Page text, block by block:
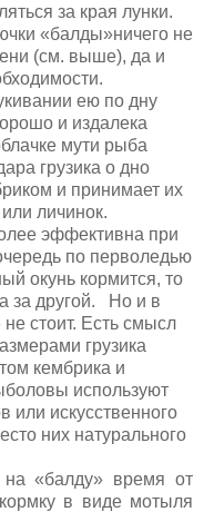
за края лунки.
«балды»ничего не
(см. выше), да и
ею по дну
и издалека
мути рыба
грузика о дно
и принимает их
личинок.
эффективна при
по перволедью
окунь кормится, то
за другой. Но и в
стоит. Есть смысл
грузика
кембрика и
используют
или искусственного
них натурального
«балду» время от
в виде мотыля